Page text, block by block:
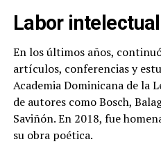
Labor intelectual
En los últimos años,
artículos, conferencias y
Academia Dominicana de la
de autores como Bosch,
Saviñón. En 2018, fue
su obra poética.